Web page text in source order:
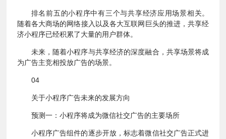
排名前五的小程序中有三个与共享经济应用场景相关。
随着各大商场的网络接入以及各大互联网巨头的推进，共享经
济小程序已经积累了大量的用户群体。
未来，随着小程序与共享经济的深度融合，共享场景将成
为广告主竞相投放广告的场景。
04
关于小程序广告未来的发展方向
预测一：小程序将成为微信社交广告的主要场所
小程序广告组件的逐步开放，标志着微信社交广告正式进